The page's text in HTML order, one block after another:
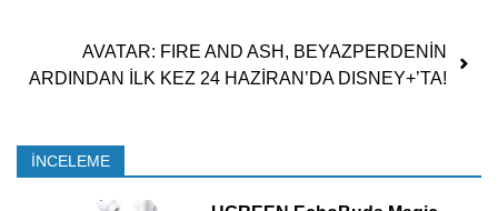
AVATAR: FIRE AND ASH, BEYAZPERDENİN
ARDINDAN İLK KEZ 24 HAZİRAN’DA DISNEY+’TA!
İNCELEME